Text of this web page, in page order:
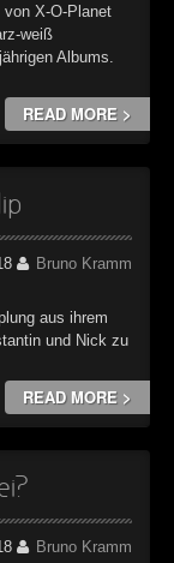
von X-O-Planet
weiß
Albums.
READ MORE >
Bruno Kramm
aus ihrem
und Nick zu
READ MORE >
Bruno Kramm